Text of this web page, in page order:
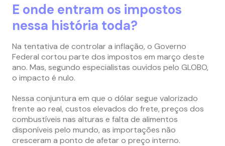
E onde entram os impostos
nessa história toda?
Na tentativa de controlar a inflação, o Governo
Federal cortou parte dos impostos em março deste
ano. Mas, segundo especialistas ouvidos pelo GLOBO,
o impacto é nulo.
Nessa conjuntura em que o dólar segue valorizado
frente ao real, custos elevados do frete, preços dos
combustíveis nas alturas e falta de alimentos
disponíveis pelo mundo, as importações não
cresceram a ponto de afetar o preço interno.